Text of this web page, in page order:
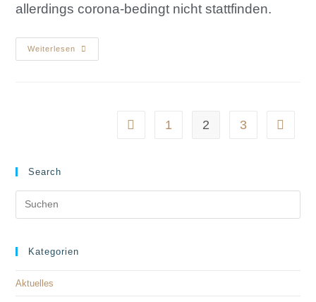
allerdings corona-bedingt nicht stattfinden.
Weiterlesen
1 2 3
Search
Kategorien
Aktuelles